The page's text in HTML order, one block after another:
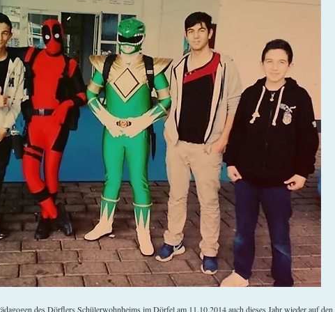
des Dörflers Schülerwohnheims im Dörfel am 11.10.2014 auch dieses Jahr wieder auf den